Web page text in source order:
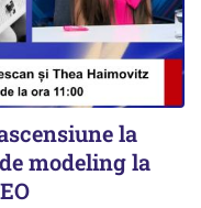
la
modeling la